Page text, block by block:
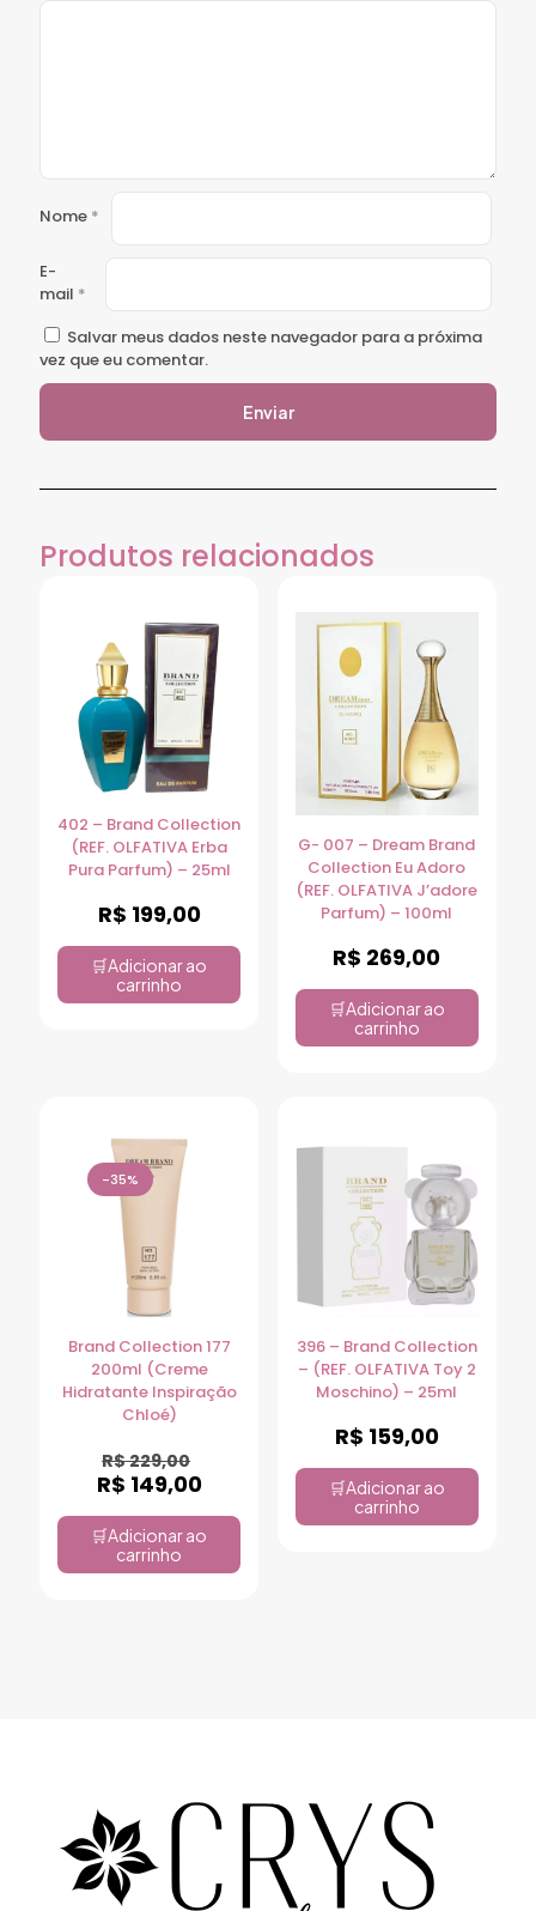
Nome *
E-
mail *
Salvar meus dados neste navegador para a próxima
vez que eu comentar.
Produtos relacionados
402 – Brand Collection
(REF. OLFATIVA Erba
Pura Parfum) – 25ml
R$ 199,00
Adicionar ao
carrinho
G- 007 – Dream Brand
Collection Eu Adoro
(REF. OLFATIVA J’adore
Parfum) – 100ml
R$ 269,00
Adicionar ao
carrinho
-35%
Brand Collection 177
200ml (Creme
Hidratante Inspiração
Chloé)
R$229,00
R$ 149,00
Adicionar ao
carrinho
396 – Brand Collection
– (REF. OLFATIVA Toy 2
Moschino) – 25ml
R$ 159,00
Adicionar ao
carrinho